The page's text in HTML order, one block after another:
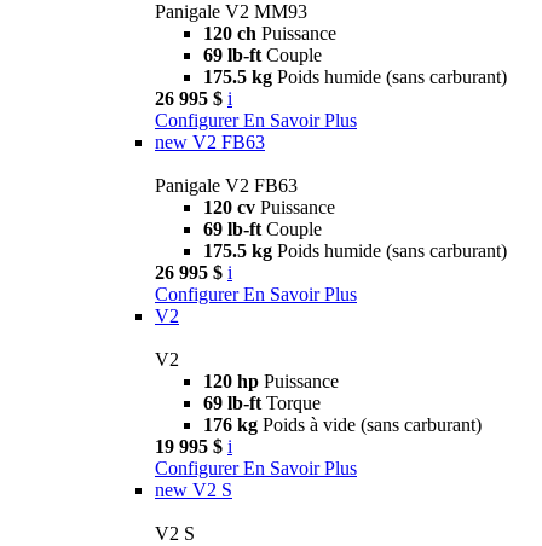
Panigale V2 MM93
120 ch Puissance
69 lb-ft Couple
175.5 kg Poids humide (sans carburant)
26 995 $ i
Configurer En Savoir Plus
new V2 FB63
Panigale V2 FB63
120 cv Puissance
69 lb-ft Couple
175.5 kg Poids humide (sans carburant)
26 995 $ i
Configurer En Savoir Plus
V2
V2
120 hp Puissance
69 lb-ft Torque
176 kg Poids à vide (sans carburant)
19 995 $ i
Configurer En Savoir Plus
new V2 S
V2 S